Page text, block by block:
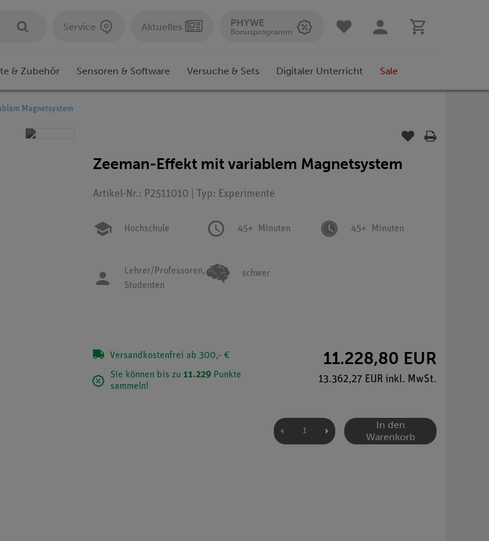
Service Aktuelles PHYWE
Bonusprogramm
& Zubehör Sensoren & Software Versuche & Sets Digitaler Unterricht Sale
Magnetsystem
Zeeman-Effekt mit variablem Magnetsystem
Artikel-Nr.: P2511010 | Typ: Experimente
Hochschule 45+ Minuten 45+ Minuten
Lehrer/Professoren,
Studenten
schwer
Versandkostenfrei ab 300,- €
Sie können bis zu 11.229 Punkte
sammeln!
11.228,80 EUR
13.362,27 EUR inkl. MwSt.
In den
Warenkorb